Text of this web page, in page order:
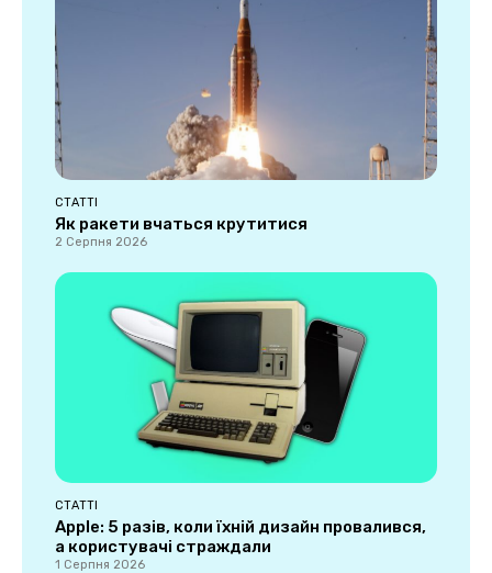
СТАТТІ
Як ракети вчаться крутитися
2 Серпня 2026
СТАТТІ
Apple: 5 разів, коли їхній дизайн провалився,
а користувачі страждали
1 Серпня 2026